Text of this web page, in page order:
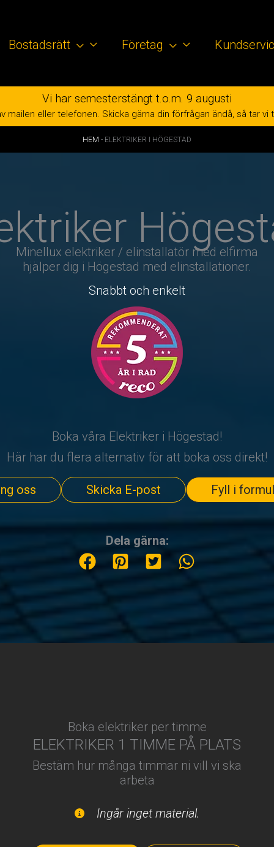
Bostadsrätt Företag
Vi har semesterstängt t.o.m. 9 augusti
mailen eller telefonen. Skicka gärna din förfrågan ändå, så tar vi
HEM - ELEKTRIKER I HÖGESTAD
Minellux elektriker / elinstallatör med elfirma
hjälper dig i Högestad med elinstallationer.
Snabbt och enkelt
Boka våra Elektriker i Högestad!
Här har du flera alternativ för att boka oss direkt!
oss Skicka E-post Fyll i
Dela gärna:
Boka elektriker per timme
ELEKTRIKER 1 TIMME PÅ PLATS
Bestäm hur många timmar ni vill vi ska
arbeta
Ingår inget material.